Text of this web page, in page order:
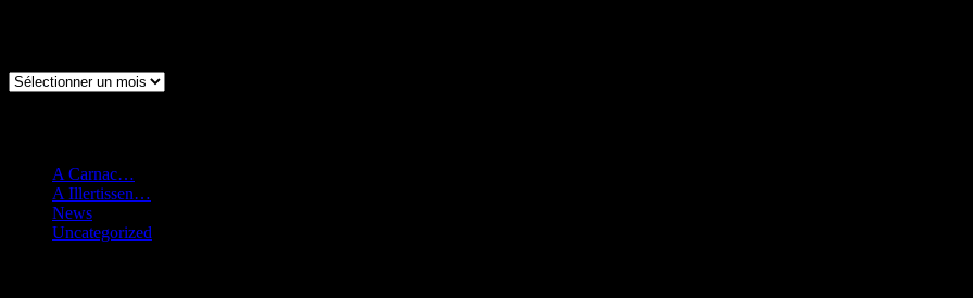
Archives
A Carnac…
A Illertissen…
News
Uncategorized